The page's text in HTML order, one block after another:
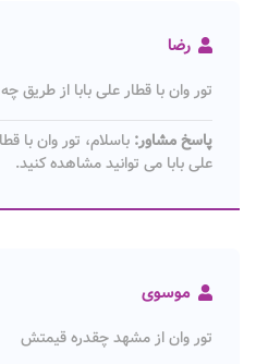
رضا
تور وان با قطار علی بابا از طریق
پاسخ مشاور: باسلام، تور وان با
علی بابا می توانید مشاهده کنید.
موسوی
تور وان از مشهد چقدره قیمتش